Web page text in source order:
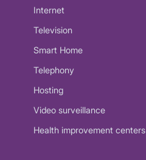
Internet
Television
Smart Home
Telephony
Hosting
Video surveillance
Health improvement centers